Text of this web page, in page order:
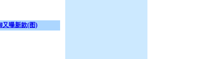
又曝新款(图)